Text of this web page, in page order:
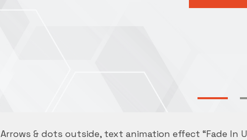
Arrows & dots outside, text animation effect “Fade In